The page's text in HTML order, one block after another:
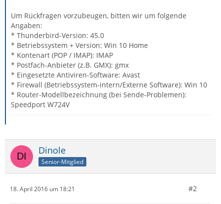
Um Rückfragen vorzubeugen, bitten wir um folgende
Angaben:
* Thunderbird-Version: 45.0
* Betriebssystem + Version: Win 10 Home
* Kontenart (POP / IMAP): IMAP
* Postfach-Anbieter (z.B. GMX): gmx
* Eingesetzte Antiviren-Software: Avast
* Firewall (Betriebssystem-intern/Externe Software): Win 10
* Router-Modellbezeichnung (bei Sende-Problemen):
Speedport W724V
Dinole
Senior-Mitglied
18. April 2016 um 18:21 #2